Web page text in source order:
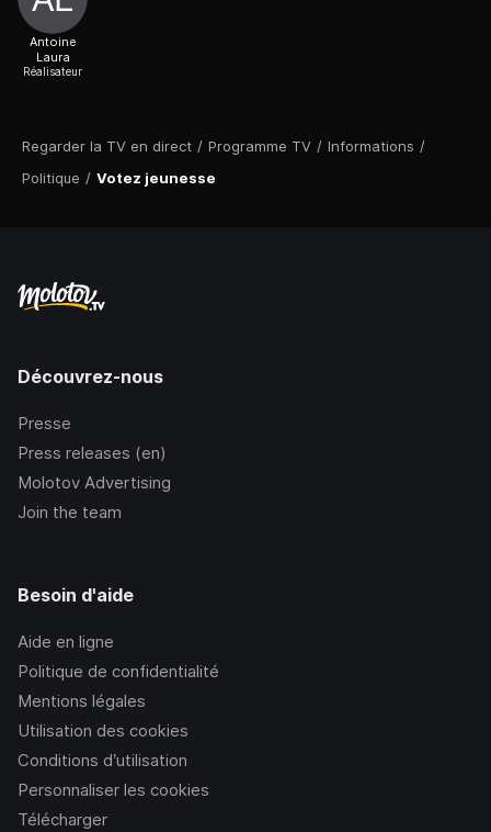
Regarder la TV en direct / Programme TV / Informations /
Politique / Votez jeunesse
Antoine
Laura
Réalisateur
Découvrez-nous
Presse
Press releases (en)
Molotov Advertising
Join the team
Besoin d'aide
Aide en ligne
Politique de confidentialité
Mentions légales
Utilisation des cookies
Conditions d’utilisation
Personnaliser les cookies
Télécharger